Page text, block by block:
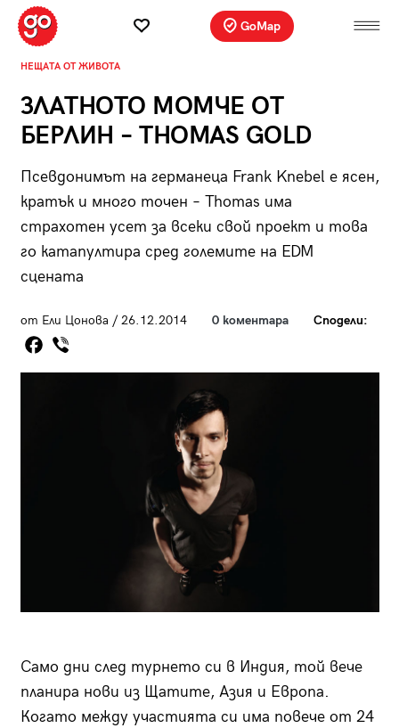
GoMap
НЕЩАТА ОТ ЖИВОТА
ЗЛАТНОТО МОМЧЕ ОТ
БЕРЛИН – THOMAS GOLD
Псевдонимът на германеца Frank Knebel е ясен,
кратък и много точен – Thomas има
страхотен усет за всеки свой проект и това
го катапултира сред големите на EDM
сцената
от Ели Цонова / 26.12.2014 0 коментара Сподели:
Само дни след турнето си в Индия, той вече
планира нови из Щатите, Азия и Европа.
Когато между участията си има повече от 24